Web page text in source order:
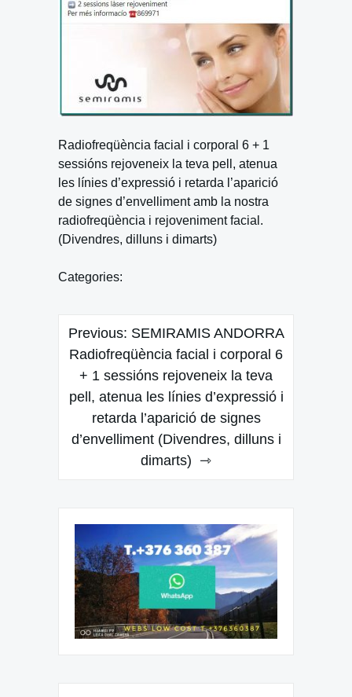
Radiofreqüència facial i corporal 6 + 1
sessións rejoveneix la teva pell, atenua
les línies d’expressió i retarda l’aparició
de signes d’envelliment amb la nostra
radiofreqüència i rejoveniment facial.
(Divendres, dilluns i dimarts)
Categories:
Navegación
de
entradas
Previous: SEMIRAMIS ANDORRA
Radiofreqüència facial i corporal 6
+ 1 sessións rejoveneix la teva
pell, atenua les línies d’expressió i
retarda l’aparició de signes
d’envelliment (Divendres, dilluns i
dimarts)